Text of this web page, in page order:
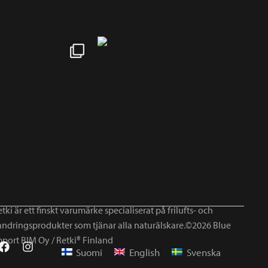
är ett finskt varumärke specialiserat på frilufts- och
som tjänar alla naturälskare.©2026 Blue
BIM Oy / Retki® Finland
Suomi English Svenska